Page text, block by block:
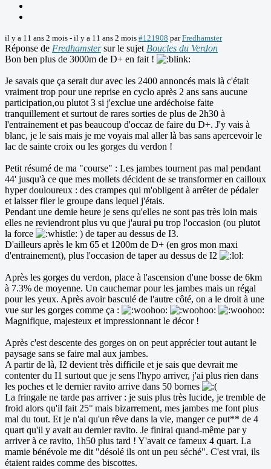
il y a 11 ans 2 mois - il y a 11 ans 2 mois #121908 parFredhamster
Réponse de Fredhamstersur le sujet Boucles du Verdon
Bon ben plus de 3000m de D+ en fait !
Je savais que ça serait dur avec les 2400 annoncés mais là c'était
vraiment trop pour une reprise en cyclo après 2 ans sans aucune
participation,ou plutot 3 si j'exclue une ardéchoise faite
tranquillement et surtout de rares sorties de plus de 2h30 à
l'entrainement et pas beaucoup d'occaz de faire du D+. J'y vais à
blanc, je le sais mais je me voyais mal aller là bas sans apercevoir le
lac de sainte croix ou les gorges du verdon !
Petit résumé de ma "course" : Les jambes tournent pas mal pendant
44' jusqu'à ce que mes mollets décident de se transformer en cailloux
hyper douloureux : des crampes qui m'obligent à arrêter de pédaler
et laisser filer le groupe dans lequel j'étais.
Pendant une demie heure je sens qu'elles ne sont pas très loin mais
elles ne reviendront plus vu que j'aurai pu trop l'occasion (ou plutot
la force
) de taper au dessus de I3.
D'ailleurs après le km 65 et 1200m de D+ (en gros mon maxi
d'entrainement), plus l'occasion de taper au dessus de I2
Après les gorges du verdon, place à l'ascension d'une bosse de 6km
à 7.3% de moyenne. Un cauchemar pour les jambes mais un régal
pour les yeux. Après avoir basculé de l'autre côté, on a le droit à une
vue sur les gorges comme ça :
Magnifique, majesteux et impressionnant le décor !
Après c'est descente des gorges on on peut apprécier tout autant le
paysage sans se faire mal aux jambes.
A partir de là, I2 devient très difficile et je sais que devrait me
contenter du I1 surtout que je sens l'hypo arriver, j'ai plus rien dans
les poches et le dernier ravito arrive dans 50 bornes
La fringale ne tarde pas arriver : je suis plus très lucide, je tremble de
froid alors qu'il fait 25° mais bizarrement, mes jambes me font plus
mal du tout. Et je n'ai qu'un rêve dans la vie, manger ce put** de 4
quart qu'il y avait au dernier ravito. Je finirai quand-même par y
arriver à ce ravito, 1h50 plus tard ! Y'avait ce fameux 4 quart. La
mamie bénévole me dit "désolé ils ont un peu séché". C'est vrai, ils
étaient raides comme des biscottes.